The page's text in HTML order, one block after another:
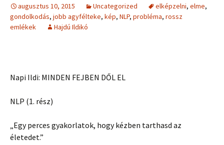
augusztus 10, 2015 Uncategorized elképzelni, elme,
gondolkodás, jobb agyfélteke, kép, NLP, probléma, rossz
emlékek
Hajdú Ildikó
Napi Ildi: MINDEN FEJBEN DŐL EL
NLP (1. rész)
„Egy perces gyakorlatok, hogy kézben tarthasd az
életedet.”